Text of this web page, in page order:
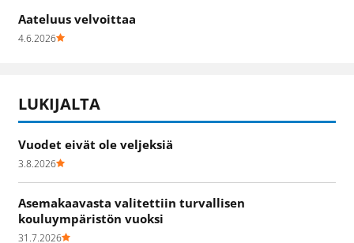
Aateluus velvoittaa
4.6.2026
LUKIJALTA
Vuodet eivät ole veljeksiä
3.8.2026
Asemakaavasta valitettiin turvallisen
kouluympäristön vuoksi
31.7.2026